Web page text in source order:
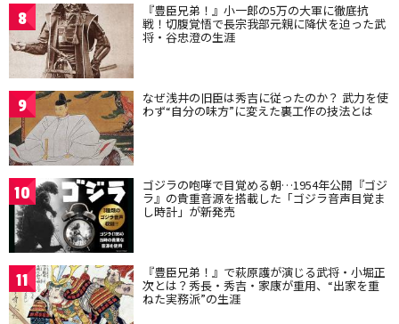
8 『豊臣兄弟！』小一郎の5万の大軍に徹底抗
戦！切腹覚悟で長宗我部元親に降伏を迫った武
将・谷忠澄の生涯
9 なぜ浅井の旧臣は秀吉に従ったのか？ 武力を使
わず“自分の味方”に変えた裏工作の技法とは
10 ゴジラの咆哮で目覚める朝…1954年公開『ゴジ
ラ』の貴重音源を搭載した「ゴジラ音声目覚ま
し時計」が新発売
11 『豊臣兄弟！』で萩原護が演じる武将・小堀正
次とは？秀長・秀吉・家康が重用、“出家を重
ねた実務派”の生涯